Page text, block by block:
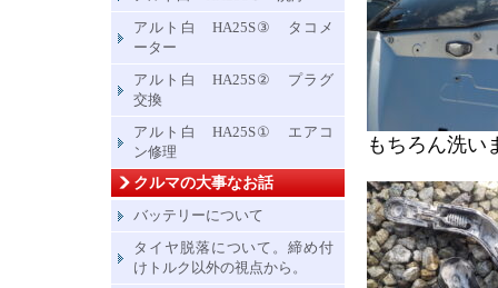
もちろん洗い
アルト白 HA25S③ タコメ
ーター
アルト白 HA25S② プラグ
交換
アルト白 HA25S① エアコ
ン修理
クルマの大事なお話
バッテリーについて
タイヤ脱落について。締め付
けトルク以外の視点から。